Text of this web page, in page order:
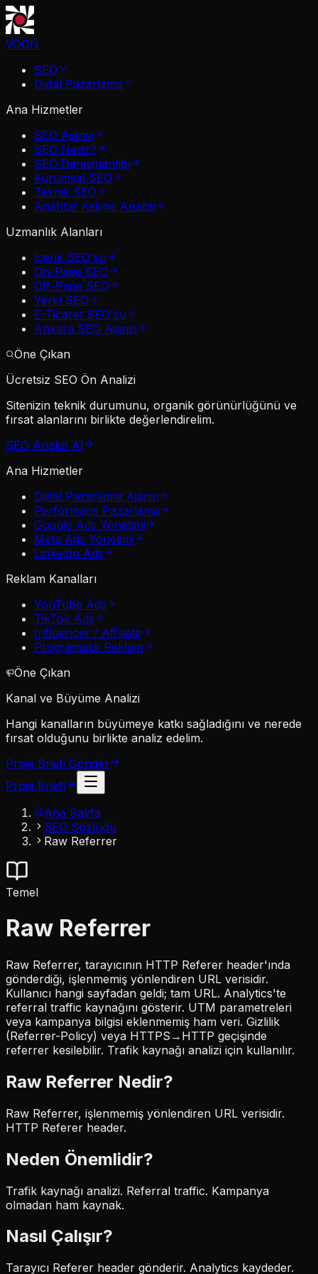
VOON
SEO
Dijital Pazarlama
Ana Hizmetler
SEO Ajansı
SEO Nedir?
SEO Danışmanlığı
Kurumsal SEO
Teknik SEO
Anahtar Kelime Analizi
Uzmanlık Alanları
İçerik SEO'su
On-Page SEO
Off-Page SEO
Yerel SEO
E-Ticaret SEO'su
Ankara SEO Ajansı
Öne Çıkan
Ücretsiz SEO Ön Analizi
Sitenizin teknik durumunu, organik görünürlüğünü ve
fırsat alanlarını birlikte değerlendirelim.
SEO Analizi Al
Ana Hizmetler
Dijital Pazarlama Ajansı
Performans Pazarlama
Google Ads Yönetimi
Meta Ads Yönetimi
LinkedIn Ads
Reklam Kanalları
YouTube Ads
TikTok Ads
Influencer / Affiliate
Programatik Reklam
Öne Çıkan
Kanal ve Büyüme Analizi
Hangi kanalların büyümeye katkı sağladığını ve nerede
fırsat olduğunu birlikte analiz edelim.
Proje Briefi Gönder
Proje Briefi
Ana Sayfa
SEO Sözlüğü
Raw Referrer
Temel
Raw Referrer
Raw Referrer, tarayıcının HTTP Referer header'ında
gönderdiği, işlenmemiş yönlendiren URL verisidir.
Kullanıcı hangi sayfadan geldi; tam URL. Analytics'te
referral traffic kaynağını gösterir. UTM parametreleri
veya kampanya bilgisi eklenmemiş ham veri. Gizlilik
(Referrer-Policy) veya HTTPS→HTTP geçişinde
referrer kesilebilir. Trafik kaynağı analizi için kullanılır.
Raw Referrer Nedir?
Raw Referrer, işlenmemiş yönlendiren URL verisidir.
HTTP Referer header.
Neden Önemlidir?
Trafik kaynağı analizi. Referral traffic. Kampanya
olmadan ham kaynak.
Nasıl Çalışır?
Tarayıcı Referer header gönderir. Analytics kaydeder.